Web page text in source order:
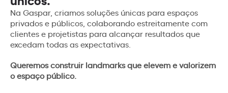
Na Gaspar, criamos soluções únicas para espaços
privados e públicos, colaborando estreitamente com
clientes e projetistas para alcançar resultados que
excedam todas as expectativas.
Queremos construir landmarks que elevem e valorizem
o espaço público.